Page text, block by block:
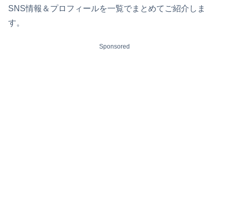
SNS情報＆プロフィールを一覧でまとめてご紹介しま
す。
Sponsored